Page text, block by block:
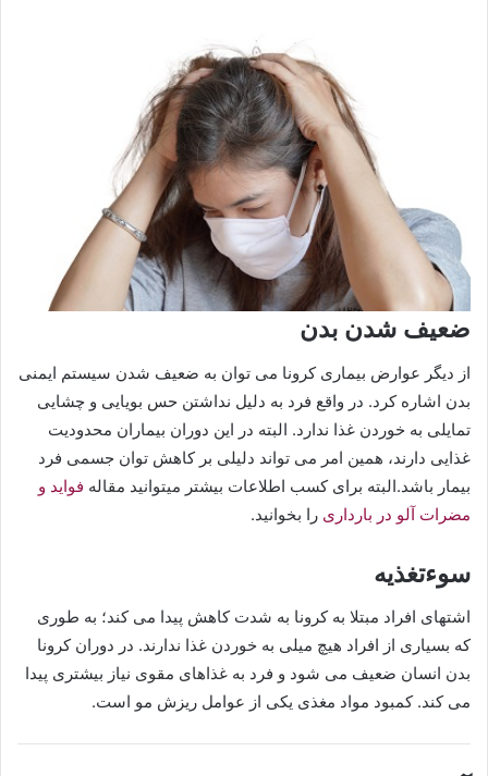
ضعیف شدن بدن
از دیگر عوارض بیماری کرونا می توان به ضعیف شدن سیستم ایمنی
بدن اشاره کرد. در واقع فرد به دلیل نداشتن حس بویایی و چشایی
تمایلی به خوردن غذا ندارد. البته در این دوران بیماران محدودیت
غذایی دارند، همین امر می تواند دلیلی بر کاهش توان جسمی فرد
بیمار باشد.البته برای کسب اطلاعات بیشتر میتوانید مقاله فواید و
مضرات آلو در بارداری را بخوانید.
سوءتغذیه
اشتهای افراد مبتلا به کرونا به شدت کاهش پیدا می کند؛ به طوری
که بسیاری از افراد هیچ میلی به خوردن غذا ندارند. در دوران کرونا
بدن انسان ضعیف می شود و فرد به غذاهای مقوی نیاز بیشتری پیدا
می کند. کمبود مواد مغذی یکی از عوامل ریزش مو است.